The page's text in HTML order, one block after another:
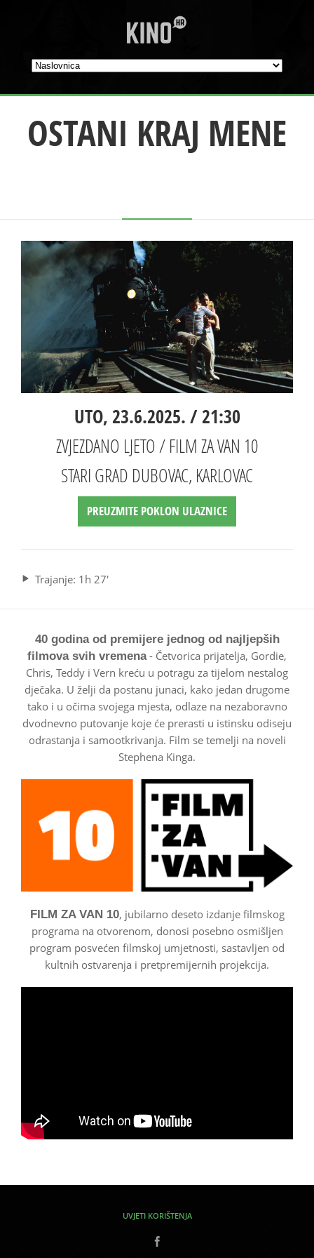
OSTANI KRAJ MENE
UTO, 23.6.2025. / 21:30
ZVJEZDANO LJETO / FILM ZA VAN 10
STARI GRAD DUBOVAC, KARLOVAC
PREUZMITE POKLON ULAZNICE
Trajanje: 1h 27'
40 godina od premijere jednog od najljepših
filmova svih vremena- Četvorica prijatelja, Gordie,
Chris, Teddy i Vern kreću u potragu za tijelom nestalog
dječaka. U želji da postanu junaci, kako jedan drugome
tako i u očima svojega mjesta, odlaze na nezaboravno
dvodnevno putovanje koje će prerasti u istinsku odiseju
odrastanja i samootkrivanja. Film se temelji na noveli
Stephena Kinga.
FILM ZA VAN 10, jubilarno deseto izdanje filmskog
programa na otvorenom, donosi posebno osmišljen
program posvećen filmskoj umjetnosti, sastavljen od
kultnih ostvarenja i pretpremijernih projekcija.
UVJETI KORIŠTENJA